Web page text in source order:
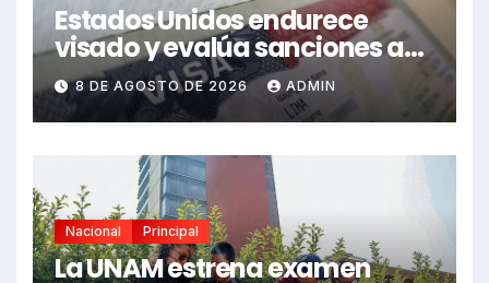
Estados Unidos endurece
visado y evalúa sanciones a
funcionarios de México
8 DE AGOSTO DE 2026 ADMIN
Nacional Principal
La UNAM estrena examen